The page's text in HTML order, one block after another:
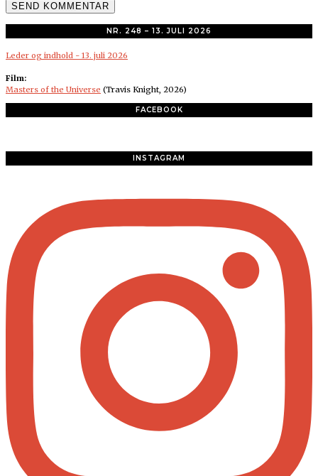
NR. 248 – 13. JULI 2026
Leder og indhold - 13. juli 2026
Film:
Masters of the Universe (Travis Knight, 2026)
FACEBOOK
INSTAGRAM